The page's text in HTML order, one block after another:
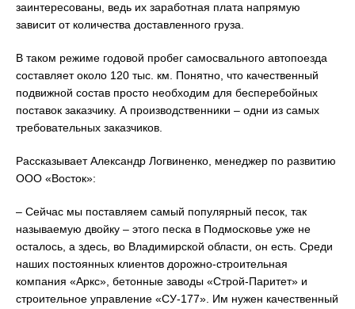
заинтересованы, ведь их заработная плата напрямую
зависит от количества доставленного груза.
В таком режиме годовой пробег самосвального автопоезда
составляет около 120 тыс. км. Понятно, что качественный
подвижной состав просто необходим для бесперебойных
поставок заказчику. А производственники – одни из самых
требовательных заказчиков.
Рассказывает Александр Логвиненко, менеджер по развитию
ООО «Восток»:
– Сейчас мы поставляем самый популярный песок, так
называемую двойку – этого песка в Подмосковье уже не
осталось, а здесь, во Владимирской области, он есть. Среди
наших постоянных клиентов дорожно-строительная
компания «Аркс», бетонные заводы «Строй-Паритет» и
строительное управление «СУ-177». Им нужен качественный